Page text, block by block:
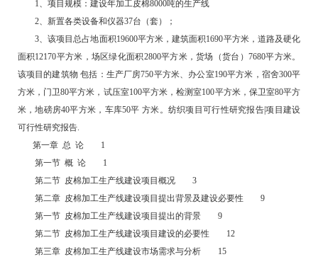
1、项目规模：建设年加工皮棉8000吨的生产线
2、新置各类设备和仪器37台（套）；
3、该项目总占地面积19600平方米，建筑面积1690平方米，道路及硬化
面积12170平方米，场区绿化面积2800平方米，货场（货台）7680平方米。
该项目的建筑物 包括：生产厂房750平方米、办公室190平方米，宿舍300平
方米，门卫80平方米，试压室100平方米，检测室100平方米，保卫室80平方
米，地磅房40平方米，车库50平 方米。纺织项目可行性研究报告|项目建设
可行性研究报告.
第一章 总 论 1
第一节 概 论 1
第二节 皮棉加工生产线建设项目概况 3
第二章 皮棉加工生产线建设项目提出背景及建设必要性 9
第一节 皮棉加工生产线建设项目提出的背景 9
第二节 皮棉加工生产线建设项目建设的必要性 12
第三章 皮棉加工生产线建设市场需求与分析 15